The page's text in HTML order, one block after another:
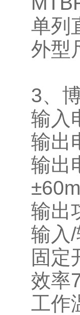
单列
外型
3、
输入
输出
输出
±
输出
输入/
固定
效率
工作